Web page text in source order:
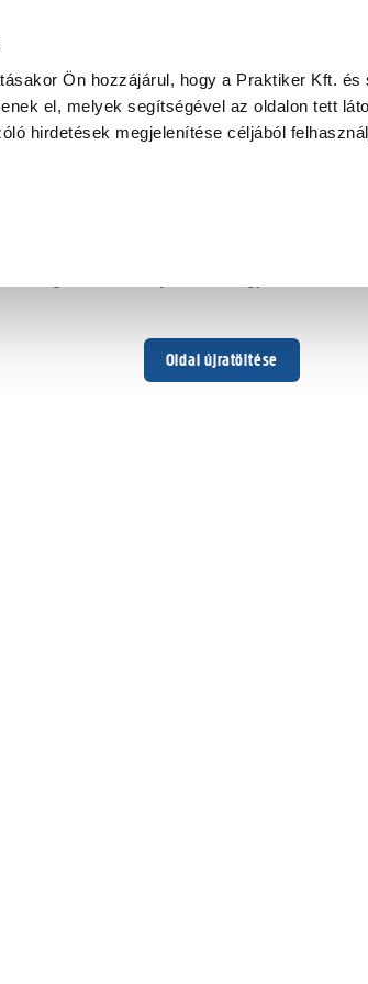
Ön hozzájárul, hogy a Praktiker Kft.
el, melyek segítségével az oldalon tett
hirdetések megjelenítése céljából
Oldal újratöltése